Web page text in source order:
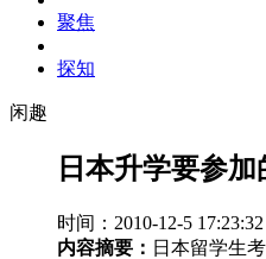
聚焦
探知
闲趣
日本升学要参
时间：2010-12-5
内容摘要： 日本留学生